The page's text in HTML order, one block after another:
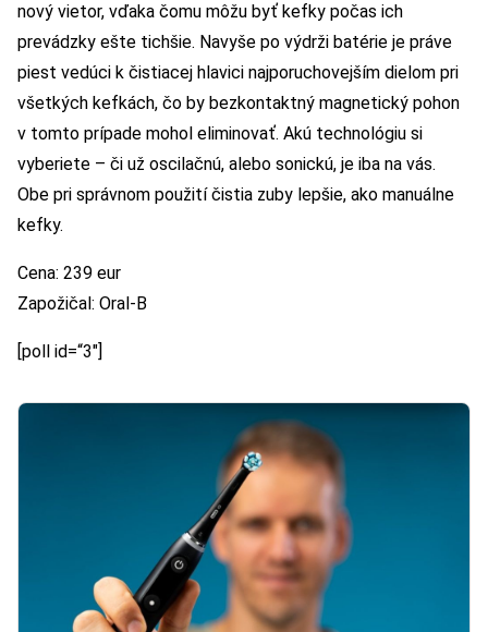
nový vietor, vďaka čomu môžu byť kefky počas ich
prevádzky ešte tichšie. Navyše po výdrži batérie je práve
piest vedúci k čistiacej hlavici najporuchovejším dielom pri
všetkých kefkách, čo by bezkontaktný magnetický pohon
v tomto prípade mohol eliminovať. Akú technológiu si
vyberiete – či už oscilačnú, alebo sonickú, je iba na vás.
Obe pri správnom použití čistia zuby lepšie, ako manuálne
kefky.
Cena: 239 eur
Zapožičal: Oral-B
[poll id=“3″]